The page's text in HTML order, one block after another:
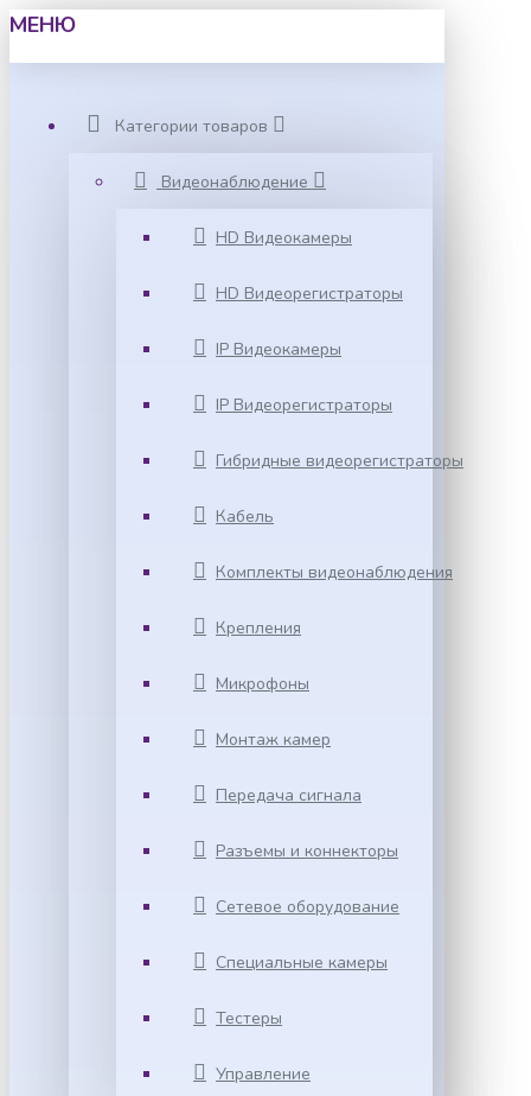
МЕНЮ
Категории товаров
Видеонаблюдение
HD Видеокамеры
HD Видеорегистраторы
IP Видеокамеры
IP Видеорегистраторы
Гибридные видеорегистраторы
Кабель
Комплекты видеонаблюдения
Крепления
Микрофоны
Монтаж камер
Передача сигнала
Разъемы и коннекторы
Сетевое оборудование
Специальные камеры
Тестеры
Управление